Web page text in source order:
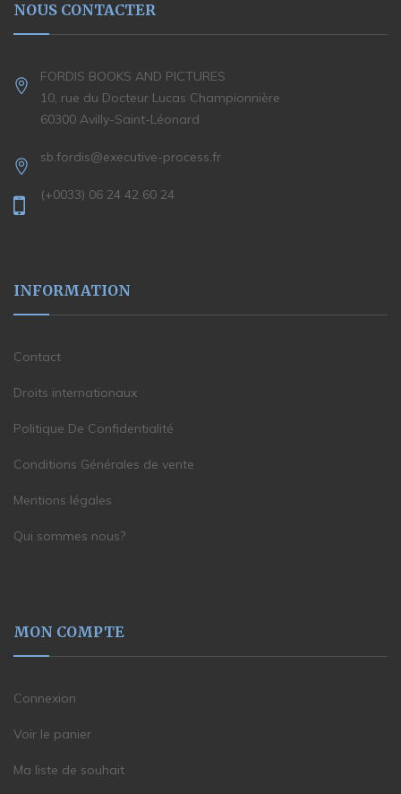
NOUS CONTACTER
FORDIS BOOKS AND PICTURES
10, rue du Docteur Lucas Championnière
60300 Avilly-Saint-Léonard
sb.fordis@executive-process.fr
(+0033) 06 24 42 60 24
INFORMATION
Contact
Droits internationaux
Politique De Confidentialité
Conditions Générales de vente
Mentions légales
Qui sommes nous?
MON COMPTE
Connexion
Voir le panier
Ma liste de souhait